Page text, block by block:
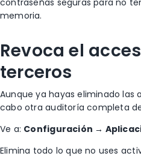
memoria.
Revoca el
terceros
Aunque ya hayas eliminado las
cabo otra auditoría completa
Ve a: Configuración →
Elimina todo lo que no uses